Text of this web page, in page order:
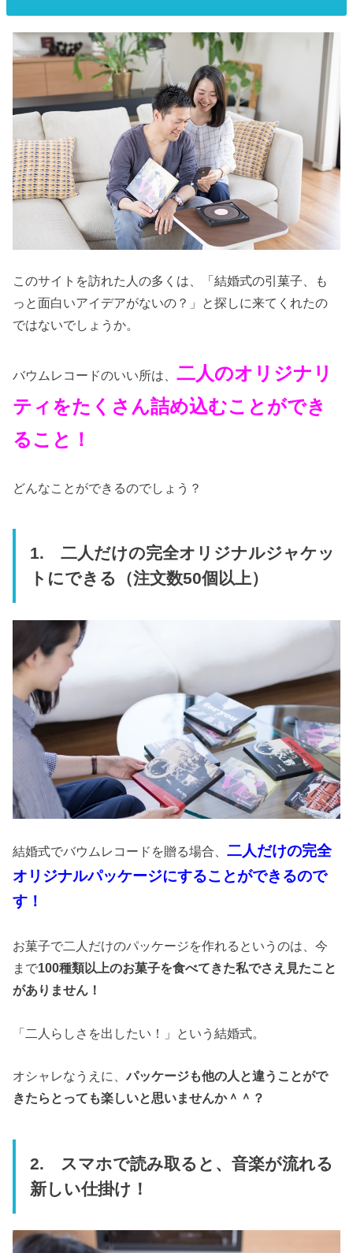
このサイトを訪れた人の多くは、「結婚式の引菓子、も
っと面白いアイデアがないの？」と探しに来てくれたの
ではないでしょうか。
バウムレコードのいい所は、二人のオリジナリ
ティをたくさん詰め込むことができ
ること！
どんなことができるのでしょう？
1. 二人だけの完全オリジナルジャケッ
トにできる（注文数50個以上）
結婚式でバウムレコードを贈る場合、二人だけの完全
オリジナルパッケージにすることができるので
す！
お菓子で二人だけのパッケージを作れるというのは、今
まで100種類以上のお菓子を食べてきた私でさえ見たこと
がありません！
「二人らしさを出したい！」という結婚式。
オシャレなうえに、パッケージも他の人と違うことがで
きたらとっても楽しいと思いませんか＾＾？
2. スマホで読み取ると、音楽が流れる
新しい仕掛け！